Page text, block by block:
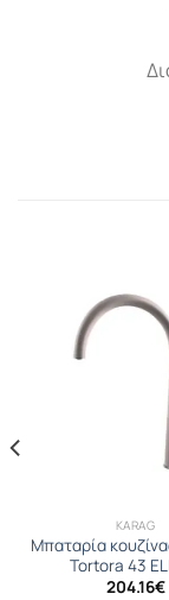
KARAG
Μπαταρία
Tortora 43
204.16€